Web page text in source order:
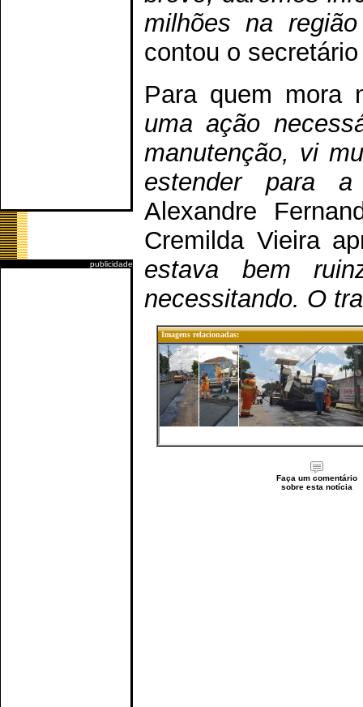
publicidade
milhões na
contou o
Para quem mora
uma ação
manutenção, vi
estender para
Alexandre
Cremilda Vieira
estava bem
necessitando. O
Imagens relacionadas:
Faça um comentário
sobre esta notícia